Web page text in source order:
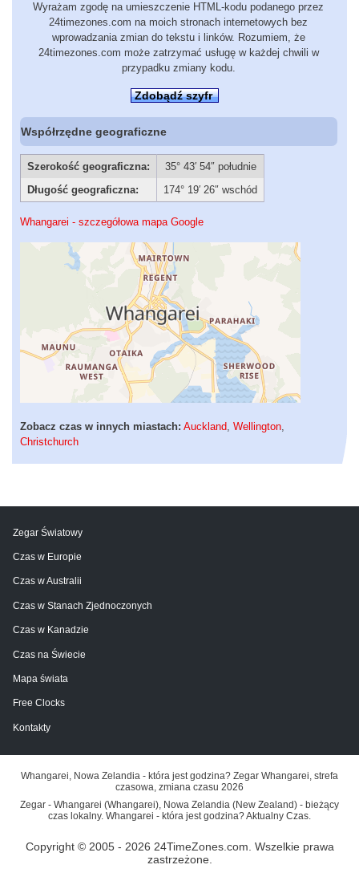
Wyrażam zgodę na umieszczenie HTML-kodu podanego przez
24timezones.com na moich stronach internetowych bez
wprowadzania zmian do tekstu i linków. Rozumiem, że
24timezones.com może zatrzymać usługę w każdej chwili w
przypadku zmiany kodu.
Zdobądź szyfr
Współrzędne geograficzne
Szerokość geograficzna:
35° 43′ 54″ południe
Długość geograficzna:
174° 19′ 26″ wschód
Whangarei - szczegółowa mapa Google
Zobacz czas w innych miastach: Auckland, Wellington,
Christchurch
Zegar Światowy
Czas w Europie
Czas w Australii
Czas w Stanach Zjednoczonych
Czas w Kanadzie
Czas na Świecie
Mapa świata
Free Clocks
Kontakty
Whangarei, Nowa Zelandia - która jest godzina? Zegar Whangarei, strefa
czasowa, zmiana czasu 2026
Zegar - Whangarei (Whangarei), Nowa Zelandia (New Zealand) - bieżący
czas lokalny. Whangarei - która jest godzina? Aktualny Czas.
Copyright © 2005 - 2026 24TimeZones.com. Wszelkie prawa
zastrzeżone.